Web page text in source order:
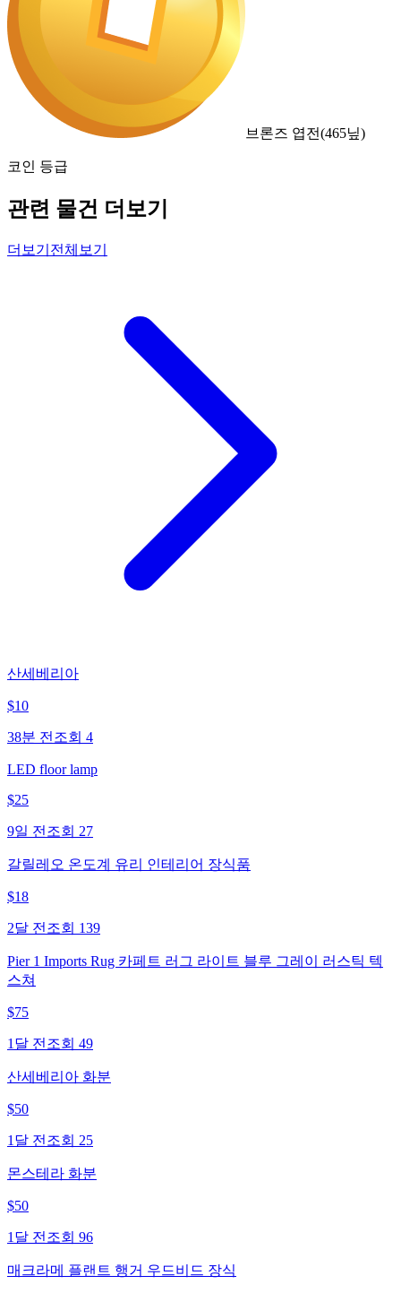
브론즈 엽전(465닢)
코인 등급
관련 물건 더보기
더보기 전체보기
산세베리아
$10
38분 전 조회 4
LED floor lamp
$25
9일 전 조회 27
갈릴레오 온도계 유리 인테리어 장식품
$18
2달 전 조회 139
Pier 1 Imports Rug 카페트 러그 라이트 블루 그레이 러스틱 텍
스쳐
$75
1달 전 조회 49
산세베리아 화분
$50
1달 전 조회 25
몬스테라 화분
$50
1달 전 조회 96
매크라메 플랜트 행거 우드비드 장식